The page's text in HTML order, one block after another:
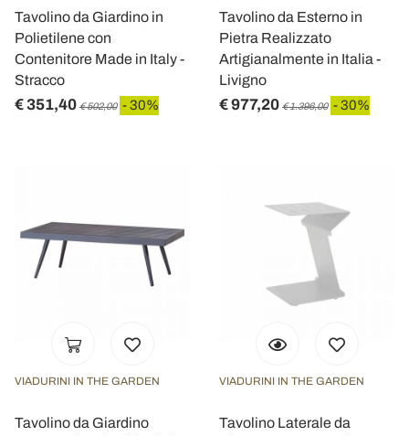
Tavolino da Giardino in
Polietilene con
Contenitore Made in Italy -
Stracco
€ 351,40 € 502,00 - 30%
Tavolino da Esterno in
Pietra Realizzato
Artigianalmente in Italia -
Livigno
€ 977,20 € 1.396,00 - 30%
VIADURINI IN THE GARDEN
Tavolino da Giardino
VIADURINI IN THE GARDEN
Tavolino Laterale da